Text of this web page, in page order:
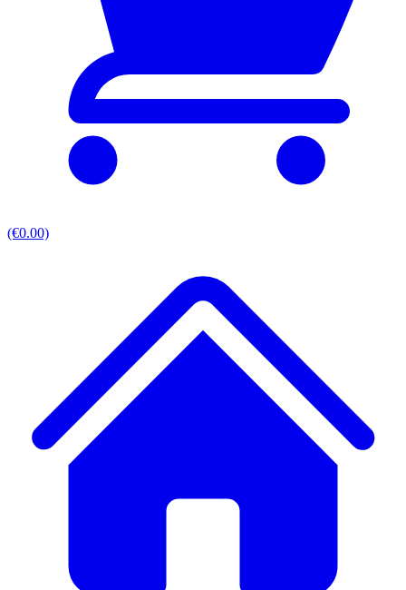
(€0.00)